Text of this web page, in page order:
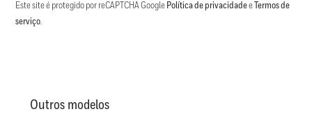
Este site é protegido por reCAPTCHA Google Política de privacidadee Termos de
serviço.
Outros modelos